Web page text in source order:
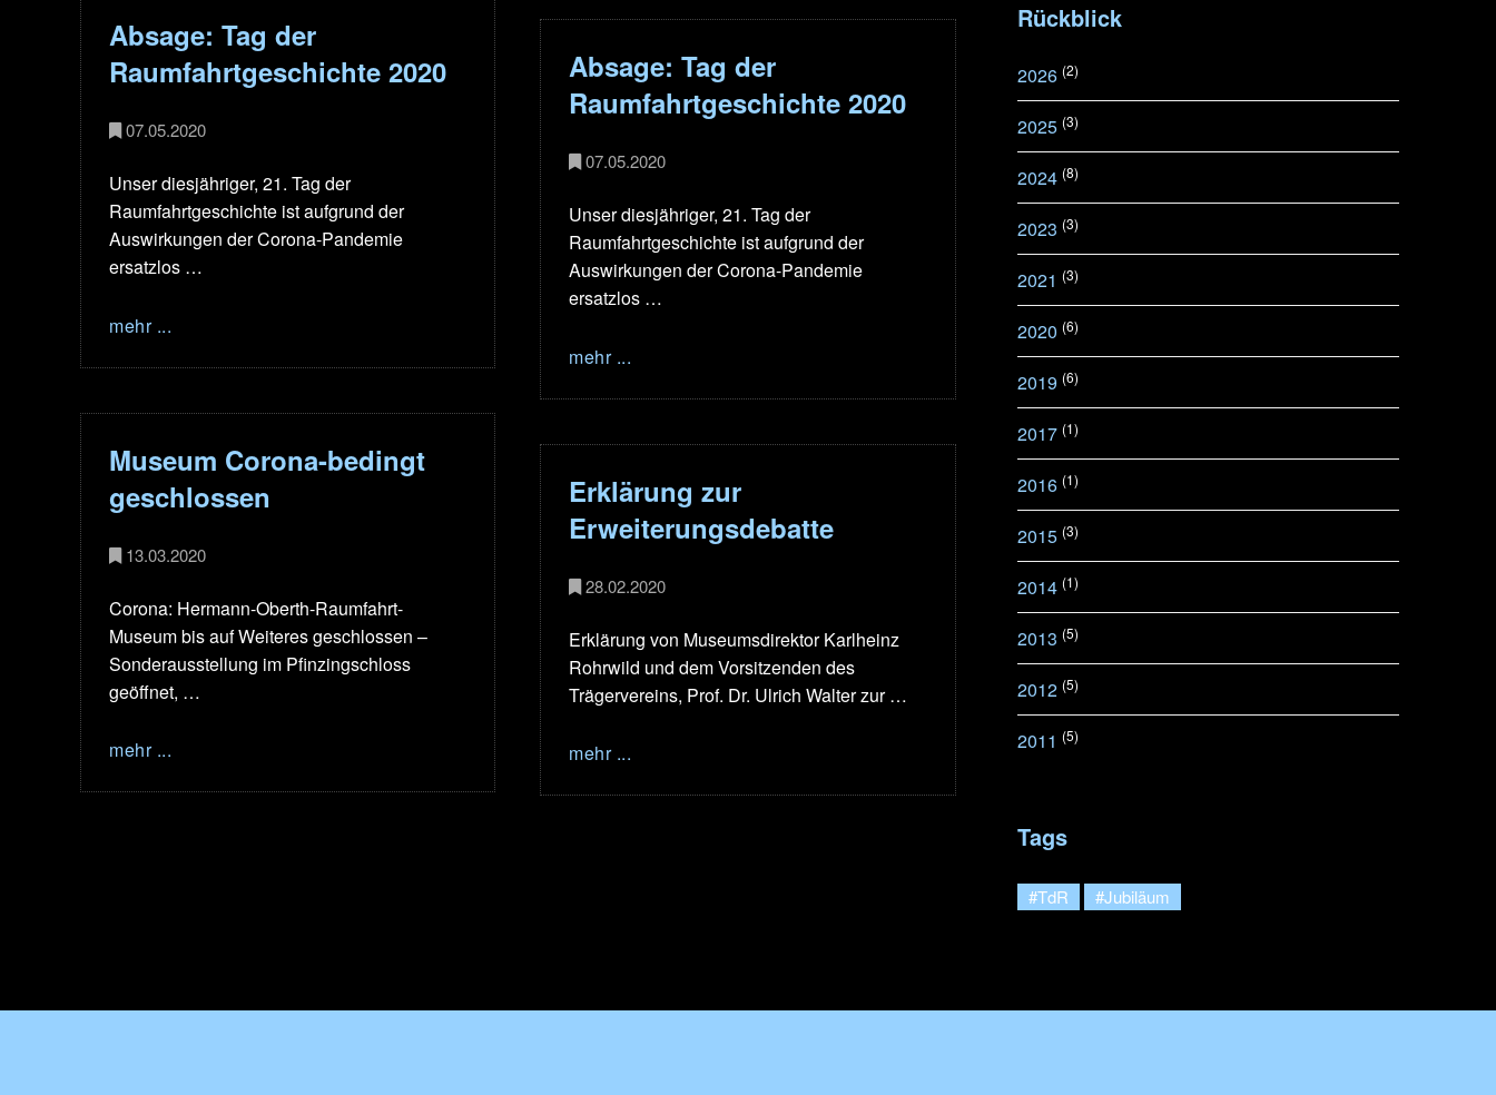
Absage: Tag der
Raumfahrtgeschichte 2020
07.05.2020
Unser diesjähriger, 21. Tag der
Raumfahrtgeschichte ist aufgrund der
Auswirkungen der Corona-Pandemie
ersatzlos …
mehr ...
Absage: Tag der
Raumfahrtgeschichte 2020
07.05.2020
Unser diesjähriger, 21. Tag der
Raumfahrtgeschichte ist aufgrund der
Auswirkungen der Corona-Pandemie
ersatzlos …
mehr ...
Museum Corona-bedingt
geschlossen
13.03.2020
Corona: Hermann-Oberth-Raumfahrt-
Museum bis auf Weiteres geschlossen –
Sonderausstellung im Pfinzingschloss
geöffnet, …
mehr ...
Erklärung zur
Erweiterungsdebatte
28.02.2020
Erklärung von Museumsdirektor Karlheinz
Rohrwild und dem Vorsitzenden des
Trägervereins, Prof. Dr. Ulrich Walter zur …
mehr ...
Rückblick
2026 (2)
2025 (3)
2024 (8)
2023 (3)
2021 (3)
2020 (6)
2019 (6)
2017 (1)
2016 (1)
2015 (3)
2014 (1)
2013 (5)
2012 (5)
2011 (5)
Tags
#TdR #Jubiläum